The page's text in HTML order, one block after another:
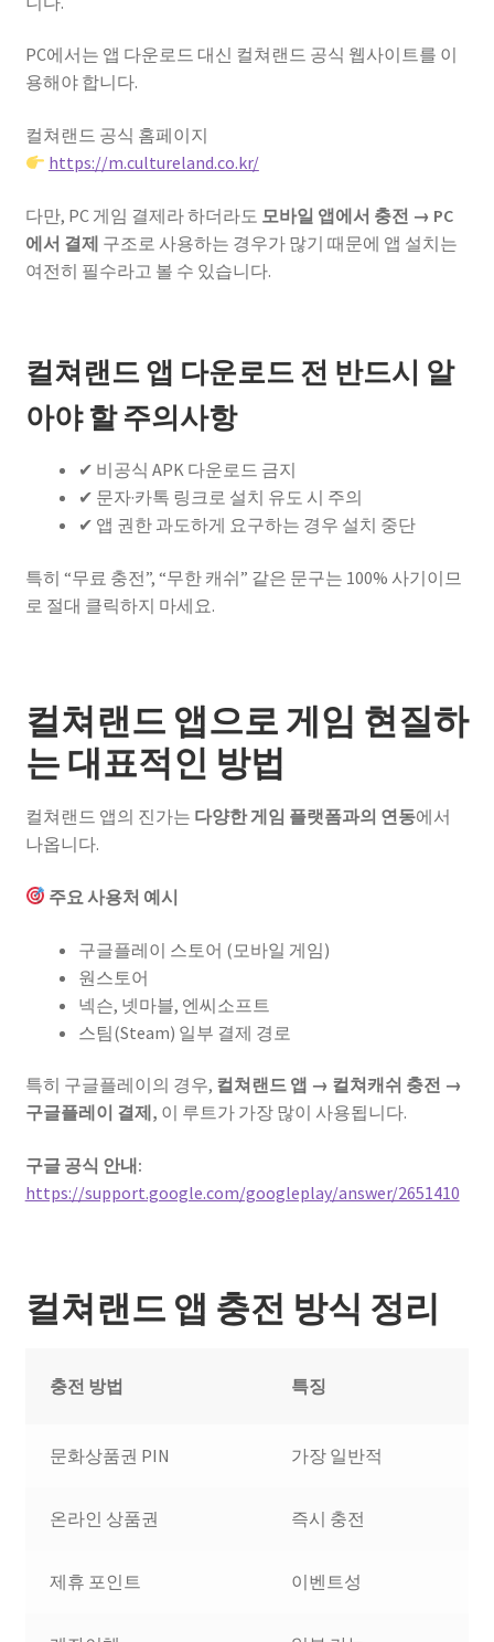
PC에서는 앱 다운로드 대신 컬쳐랜드 공식 웹사이트를 이
용해야 합니다.
컬쳐랜드 공식 홈페이지
https://m.cultureland.co.kr/
다만, PC 게임 결제라 하더라도 모바일 앱에서 충전 → PC
에서 결제 구조로 사용하는 경우가 많기 때문에 앱 설치는
여전히 필수라고 볼 수 있습니다.
컬쳐랜드 앱 다운로드 전 반드시 알
아야 할 주의사항
✔ 비공식 APK 다운로드 금지
✔ 문자·카톡 링크로 설치 유도 시 주의
✔ 앱 권한 과도하게 요구하는 경우 설치 중단
특히 “무료 충전”, “무한 캐쉬” 같은 문구는 100% 사기이므
로 절대 클릭하지 마세요.
컬쳐랜드 앱으로 게임 현질하
는 대표적인 방법
컬쳐랜드 앱의 진가는 다양한 게임 플랫폼과의 연동에서
나옵니다.
주요 사용처 예시
구글플레이 스토어 (모바일 게임)
원스토어
넥슨, 넷마블, 엔씨소프트
스팀(Steam) 일부 결제 경로
특히 구글플레이의 경우, 컬쳐랜드 앱 → 컬쳐캐쉬 충전 →
구글플레이 결제, 이 루트가 가장 많이 사용됩니다.
구글 공식 안내:
https://support.google.com/googleplay/answer/2651410
컬쳐랜드 앱 충전 방식 정리
충전 방법 특징
문화상품권 PIN 가장 일반적
온라인 상품권 즉시 충전
제휴 포인트 이벤트성